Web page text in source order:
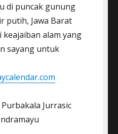
di puncak gunung
putih, Jawa Barat
keajaiban alam yang
sayang untuk
Jurrasic